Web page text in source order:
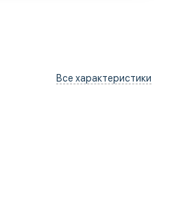
Все характеристики